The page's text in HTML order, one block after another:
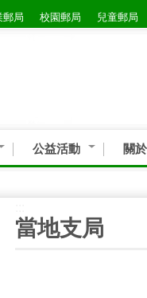
郵局 校園郵局 兒童郵局
公益活動 關
當地支局